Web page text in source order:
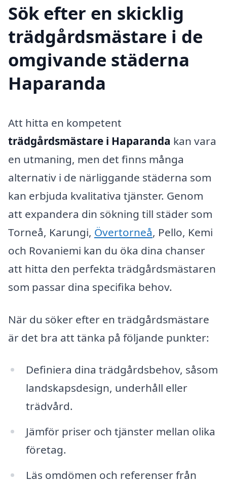
Sök efter en skicklig
trädgårdsmästare i de
omgivande städerna
Haparanda
Att hitta en kompetent
trädgårdsmästare i Haparanda kan vara
en utmaning, men det finns många
alternativ i de närliggande städerna som
kan erbjuda kvalitativa tjänster. Genom
att expandera din sökning till städer som
Torneå, Karungi, Övertorneå, Pello, Kemi
och Rovaniemi kan du öka dina chanser
att hitta den perfekta trädgårdsmästaren
som passar dina specifika behov.
När du söker efter en trädgårdsmästare
är det bra att tänka på följande punkter:
Definiera dina trädgårdsbehov, såsom
landskapsdesign, underhåll eller
trädvård.
Jämför priser och tjänster mellan olika
företag.
Läs omdömen och referenser från